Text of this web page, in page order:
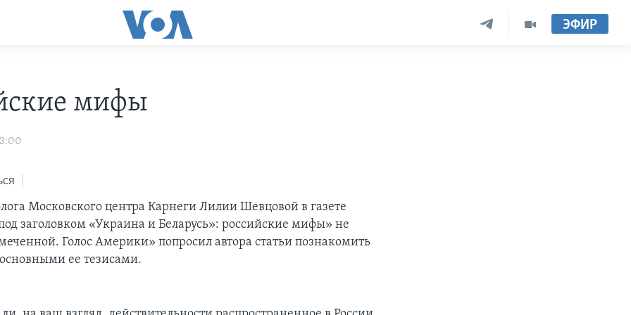
ЭФИР
мифы
Московского центра Карнеги Лилии Шевцовой в газете
заголовком «Украина и Беларусь»: российские мифы» не
Голос Америки» попросил автора статьи познакомить
ее тезисами.